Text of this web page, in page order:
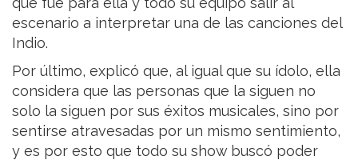
escenario a interpretar una de las canciones del
Indio.
Por último, explicó que, al igual que su ídolo, ella
considera que las personas que la siguen no
solo la siguen por sus éxitos musicales, sino por
sentirse atravesadas por un mismo sentimiento,
y es por esto que todo su show buscó poder